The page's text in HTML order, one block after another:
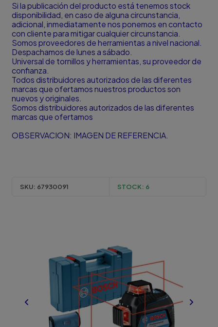
Si la publicación del producto está tenemos stock
disponibilidad, en caso de alguna circunstancia,
adicional, inmediatamente nos ponemos en contacto
con cliente para mitigar cualquier circunstancia.
Somos proveedores de herramientas a nivel nacional.
Despachamos de lunes a sábado.
Universal de tornillos y herramientas, su proveedor de
confianza.
Todos distribuidores autorizados de las diferentes
marcas que ofertamos nuestros productos son
nuevos y originales.
Somos distribuidores autorizados de las diferentes
marcas que ofertamos
OBSERVACION: IMAGEN DE REFERENCIA.
SKU: 67930091 STOCK: 6